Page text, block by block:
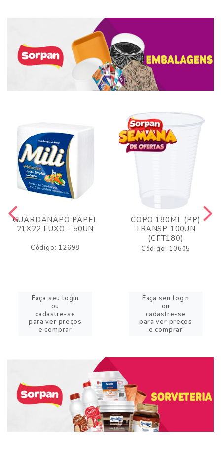
GUARDANAPO PAPEL
21X22 LUXO - 50UN
Código: 12698
Faça seu login
ou
cadastre-se
para ver preços
e comprar
COPO 180ML (PP)
TRANSP 100UN
(CFT180)
Código: 10605
Faça seu login
ou
cadastre-se
para ver preços
e comprar